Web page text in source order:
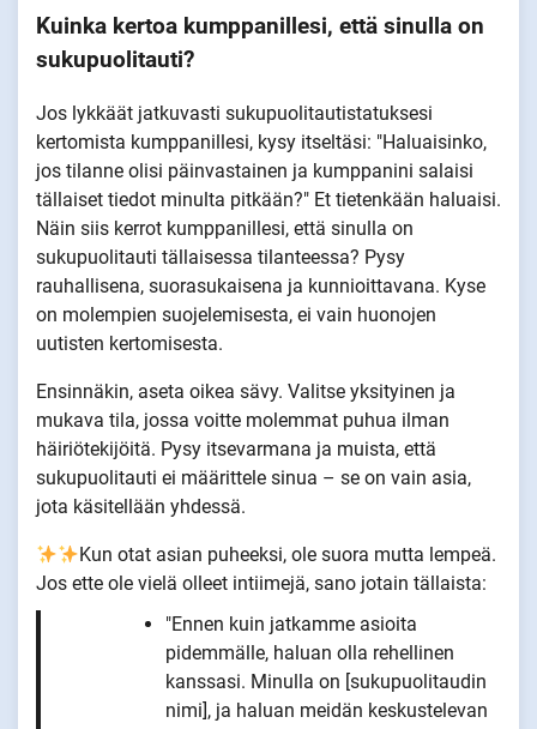
Kuinka kertoa kumppanillesi, että sinulla on
sukupuolitauti?
Jos lykkäät jatkuvasti sukupuolitautistatuksesi
kertomista kumppanillesi, kysy itseltäsi: "Haluaisinko,
jos tilanne olisi päinvastainen ja kumppanini salaisi
tällaiset tiedot minulta pitkään?" Et tietenkään haluaisi.
Näin siis kerrot kumppanillesi, että sinulla on
sukupuolitauti tällaisessa tilanteessa? Pysy
rauhallisena, suorasukaisena ja kunnioittavana. Kyse
on molempien suojelemisesta, ei vain huonojen
uutisten kertomisesta.
Ensinnäkin, aseta oikea sävy. Valitse yksityinen ja
mukava tila, jossa voitte molemmat puhua ilman
häiriötekijöitä. Pysy itsevarmana ja muista, että
sukupuolitauti ei määrittele sinua – se on vain asia,
jota käsitellään yhdessä.
Kun otat asian puheeksi, ole suora mutta lempeä.
Jos ette ole vielä olleet intiimejä, sano jotain tällaista:
"Ennen kuin jatkamme asioita
pidemmälle, haluan olla rehellinen
kanssasi. Minulla on [sukupuolitaudin
nimi], ja haluan meidän keskustelevan